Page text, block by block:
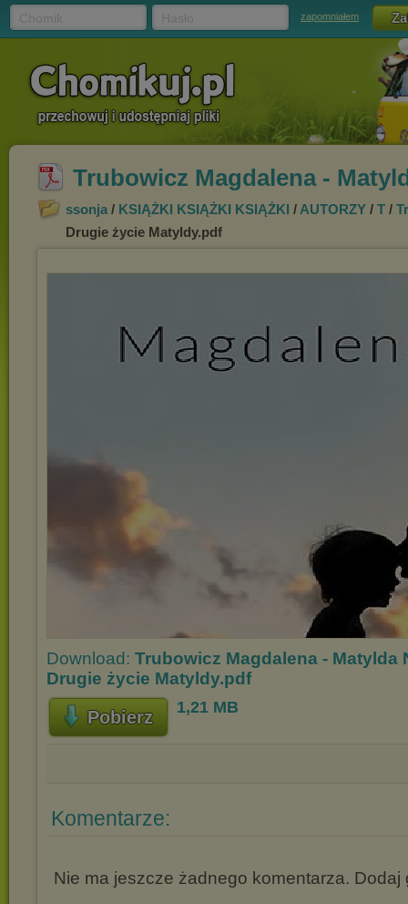
zapomniałem
Trubowicz Magdalena -
ssonja / KSIĄŻKI KSIĄŻKI KSIĄŻKI / AUTORZY / T /
Drugie życie Matyldy.pdf
Download: Trubowicz Magdalena - Matylda
Drugie życie Matyldy.pdf
Pobierz 1,21 MB
Komentarze:
Nie ma jeszcze żadnego komentarza. Dodaj